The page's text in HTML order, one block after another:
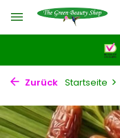
Zurück Startseite